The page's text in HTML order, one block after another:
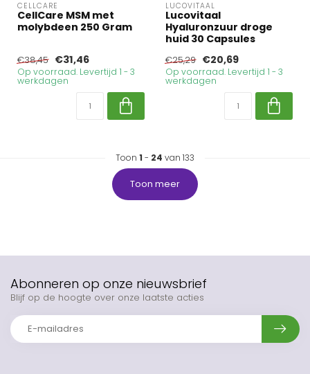
CELLCARE
CellCare MSM met
molybdeen 250 Gram
€38,45 €31,46
Op voorraad. Levertijd 1 - 3
werkdagen
LUCOVITAAL
Lucovitaal
Hyaluronzuur droge
huid 30 Capsules
€25,29 €20,69
Op voorraad. Levertijd 1 - 3
werkdagen
Toon 1 - 24 van 133
Toon meer
Abonneren op onze nieuwsbrief
Blijf op de hoogte over onze laatste acties